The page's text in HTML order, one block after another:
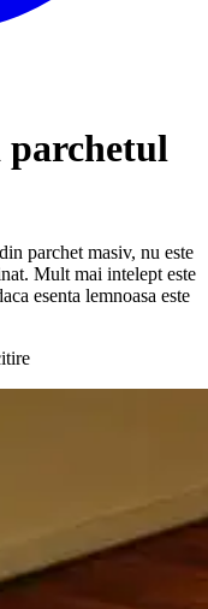
parchet masiv, nu este
Mult mai intelept este
esenta lemnoasa este